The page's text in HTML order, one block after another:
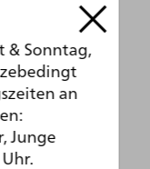
& Sonntag,
an
Junge